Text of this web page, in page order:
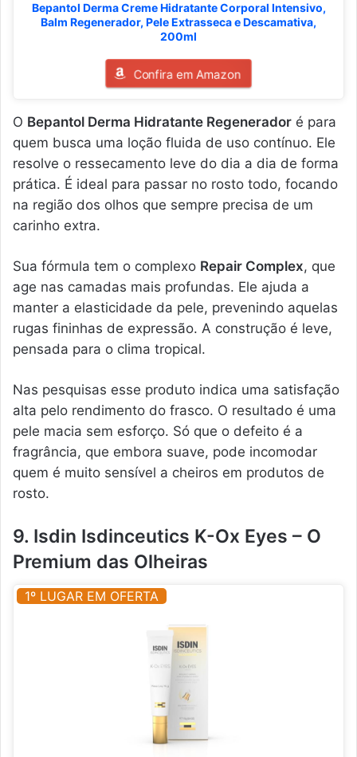
Bepantol Derma Creme Hidratante Corporal Intensivo,
Balm Regenerador, Pele Extrasseca e Descamativa,
200ml
Confira em Amazon
O Bepantol Derma Hidratante Regenerador é para
quem busca uma loção fluida de uso contínuo. Ele
resolve o ressecamento leve do dia a dia de forma
prática. É ideal para passar no rosto todo, focando
na região dos olhos que sempre precisa de um
carinho extra.
Sua fórmula tem o complexo Repair Complex, que
age nas camadas mais profundas. Ele ajuda a
manter a elasticidade da pele, prevenindo aquelas
rugas fininhas de expressão. A construção é leve,
pensada para o clima tropical.
Nas pesquisas esse produto indica uma satisfação
alta pelo rendimento do frasco. O resultado é uma
pele macia sem esforço. Só que o defeito é a
fragrância, que embora suave, pode incomodar
quem é muito sensível a cheiros em produtos de
rosto.
9. Isdin Isdinceutics K-Ox Eyes – O
Premium das Olheiras
1º LUGAR EM OFERTA